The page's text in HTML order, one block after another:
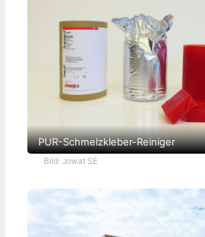
PUR-Schmelzkleber-Reiniger
Bild: Jowat SE